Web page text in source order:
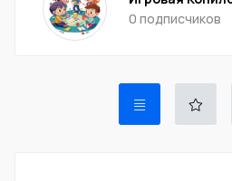
0 подписчиков